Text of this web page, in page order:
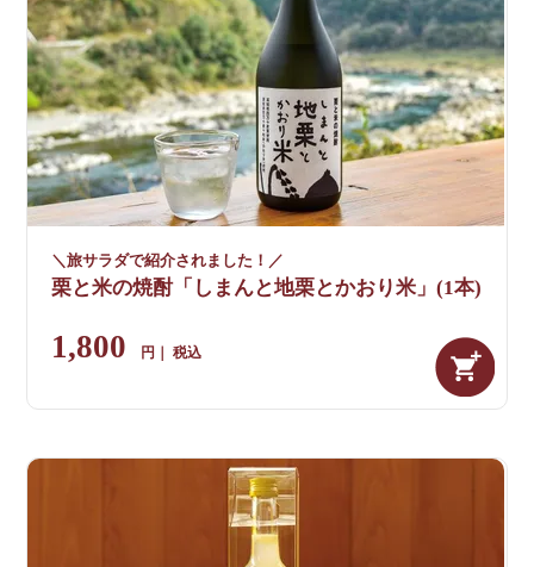
＼旅サラダで紹介されました！／
栗と米の焼酎「しまんと地栗とかおり米」(1本)
1,800 税込